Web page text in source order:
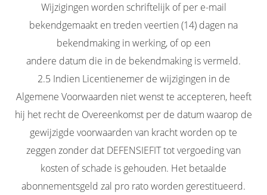
Wijzigingen worden schriftelijk of per e-mail
bekendgemaakt en treden veertien (14) dagen na
bekendmaking in werking, of op een
andere datum die in de bekendmaking is vermeld.
2.5 Indien Licentienemer de wijzigingen in de
Algemene Voorwaarden niet wenst te accepteren, heeft
hij het recht de Overeenkomst per de datum waarop de
gewijzigde voorwaarden van kracht worden op te
zeggen zonder dat DEFENSIEFIT tot vergoeding van
kosten of schade is gehouden. Het betaalde
abonnementsgeld zal pro rato worden gerestitueerd.